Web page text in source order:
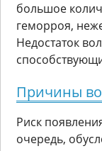
большое
геморроя,
Недостаток
Причины
Риск
очередь,